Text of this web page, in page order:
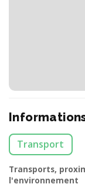
Transport
Transports,
l'environnement